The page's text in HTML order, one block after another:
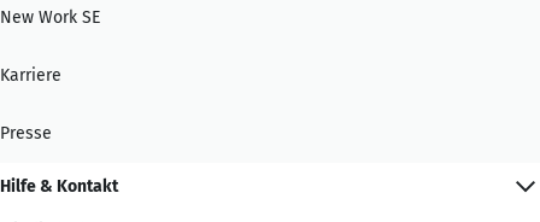
New Work SE
Karriere
Presse
Hilfe & Kontakt